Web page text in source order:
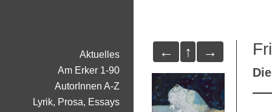
← ↑ →
Aktuelles
Am Erker 1-90
AutorInnen A-Z
Lyrik, Prosa, Essays